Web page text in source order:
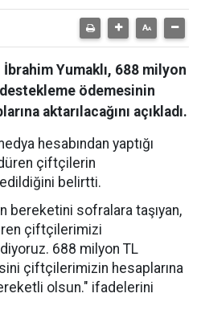
İbrahim Yumaklı, 688 milyon
ödemesinin
aktarılacağını açıkladı.
hesabından yaptığı
çiftçilerin
belirtti.
bereketini sofralara taşıyan,
çiftçilerimizi
688 milyon TL
çiftçilerimizin hesaplarına
olsun." ifadelerini